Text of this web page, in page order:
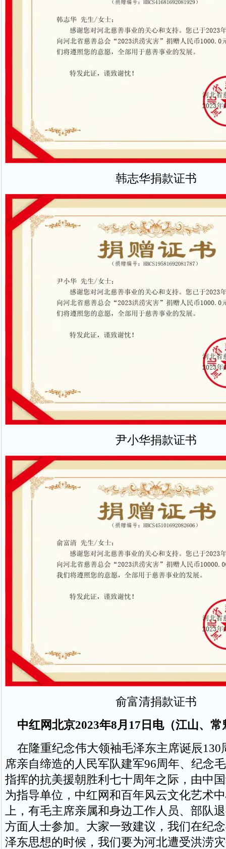
韩志华捐款证书
尹小华捐款证书
俞富清捐款证书
中红网北京2023年8月17日电（江山、常
在隆重纪念伟大领袖毛泽东主席诞辰130
席亲自缔造的人民军队建军96周年、纪念
指挥的抗美援朝胜利七十周年之际，由中
为指导单位，中红网和百年风云文化艺术
上，有毛主席亲属和身边工作人员、部队
方面人士参加。大家一致建议，我们在纪
泽东思想的时候，我们要为河北遭受洪涝